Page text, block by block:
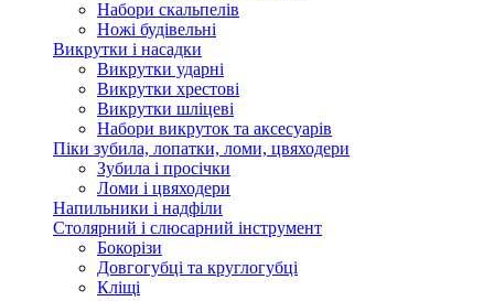
Набори скальпелів
Ножі будівельні
Викрутки і насадки
Викрутки ударні
Викрутки хрестові
Викрутки шліцеві
Набори викруток та аксесуарів
Піки зубила, лопатки, ломи, цвяходери
Зубила і просічки
Ломи і цвяходери
Напильники і надфіли
Столярний і слюсарний інструмент
Бокорізи
Довгогубці та круглогубці
Кліщі